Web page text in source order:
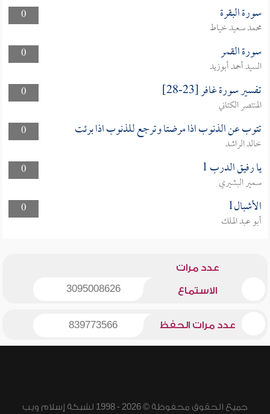
0
سورة البقرة
محمد سعيد خياط
0
سورة القمر
السيد أحمد أبوزيد
0
تفسير سورة غافر [23-28]
المنتصر الكتاني
0
تتوب عن الذنوب اذا مرضتا وترجع للذنوب اذا برئت
خالد الراشد
0
يا رفيق الدرب 1
سمير البشيري
0
الأشبال1
أبو عبد الملك
عدد مرات
الاستماع 3095008626
عدد مرات الحفظ 839773566
جميع الحقوق محفوظة © 2026 - 1998 لشبكة إسلام ويب